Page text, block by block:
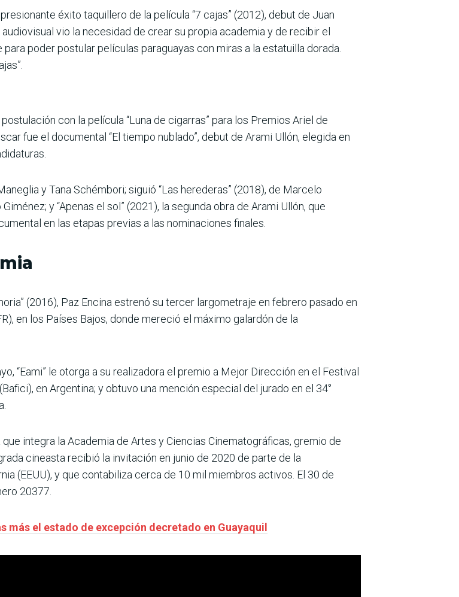
éxito taquillero de la película “7 cajas” (2012), debut de Juan
vio la necesidad de crear su propia academia y de recibir el
poder postular películas paraguayas con miras a la estatuilla dorada.
con la película “Luna de cigarras” para los Premios Ariel de
fue el documental “El tiempo nublado”, debut de Arami Ullón, elegida en
y Tana Schémbori; siguió “Las herederas” (2018), de Marcelo
y “Apenas el sol” (2021), la segunda obra de Arami Ullón, que
en las etapas previas a las nominaciones finales.
(2016), Paz Encina estrenó su tercer largometraje en febrero pasado en
en los Países Bajos, donde mereció el máximo galardón de la
“Eami” le otorga a su realizadora el premio a Mejor Dirección en el Festival
en Argentina; y obtuvo una mención especial del jurado en el 34°
integra la Academia de Artes y Ciencias Cinematográficas, gremio de
cineasta recibió la invitación en junio de 2020 de parte de la
(EEUU), y que contabiliza cerca de 10 mil miembros activos. El 30 de
20377.
más el estado de excepción decretado en Guayaquil